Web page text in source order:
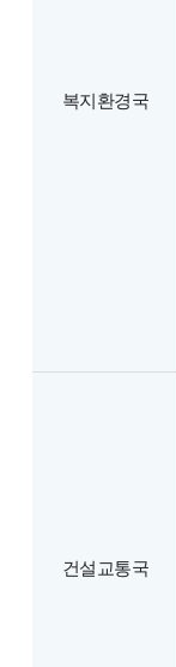
복지환경국
건설교통국